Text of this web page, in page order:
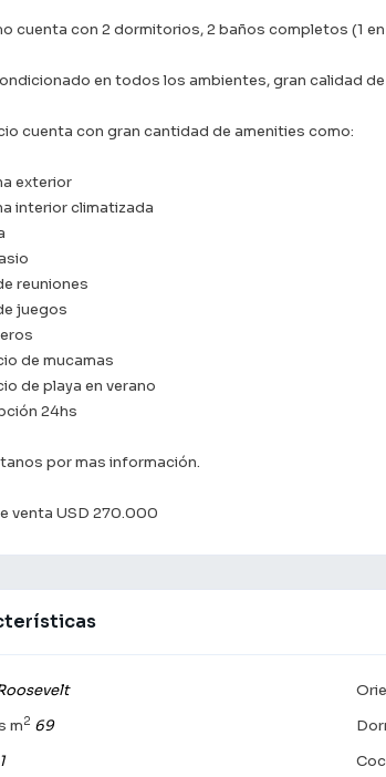
cuenta con 2 dormitorios, 2 baños completos (1
en todos los ambientes, gran calidad
cuenta con gran cantidad de amenities como:
exterior
interior climatizada
reuniones
juegos
de mucamas
de playa en verano
24hs
por mas información.
venta USD 270.000
m2 69
1